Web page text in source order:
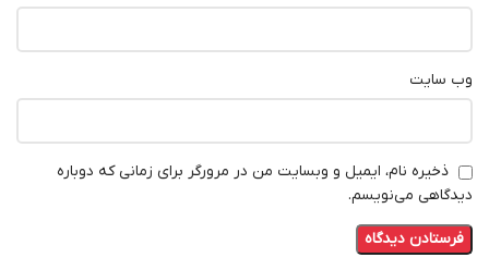
وب‌ سایت
ذخیره نام، ایمیل و وبسایت من در مرورگر برای زمانی که دوباره
دیدگاهی می‌نویسم.